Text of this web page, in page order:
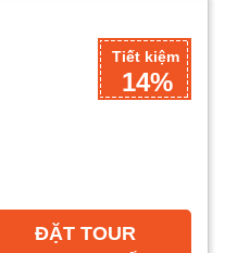
Tiết kiệm
14%
ĐẶT TOUR